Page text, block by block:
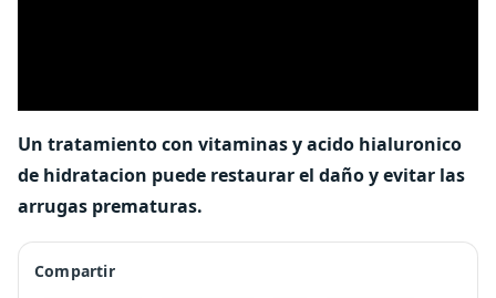
Un tratamiento con vitaminas y acido hialuronico
de hidratacion puede restaurar el daño y evitar las
arrugas prematuras.
Compartir